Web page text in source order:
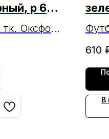
р 62
Оксфорд
610
В